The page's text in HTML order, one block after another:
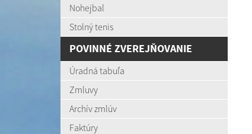
Nohejbal
Stolný tenis
POVINNÉ ZVEREJŇOVANIE
Úradná tabuľa
Zmluvy
Archív zmlúv
Faktúry